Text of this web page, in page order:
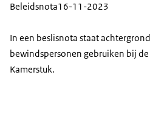
Beleidsnota16-11-2023
In een beslisnota staat
bewindspersonen gebruiken bij
Kamerstuk.